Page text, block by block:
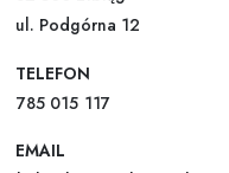
ul. Podgórna 12
TELEFON
785 015 117
EMAIL